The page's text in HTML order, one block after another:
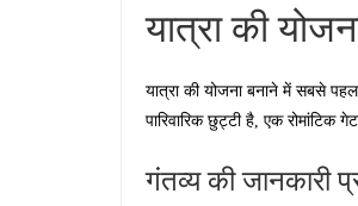
यात्रा की
यात्रा की योजना बनाने में सबसे
पारिवारिक छुट्टी है, एक रोमांटिक
गंतव्य की जानकारी